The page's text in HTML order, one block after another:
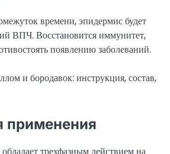
времени, эпидермис будет
ВПЧ. Восстановится иммунитет,
появлению заболеваний.
применения